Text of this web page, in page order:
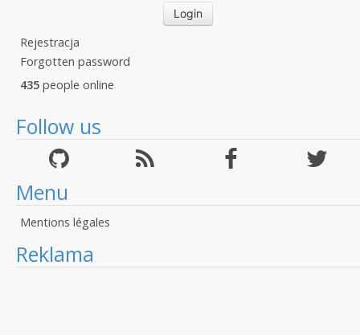
Rejestracja
Forgotten password
435 people online
Follow us
Menu
Mentions légales
Reklama